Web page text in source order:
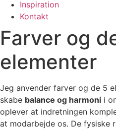
Inspiration
Kontakt
Farver og
elementer
Jeg anvender farver og de 5
skabe balance og harmoni i
oplever at indretningen
at modarbejde os. De fysiske